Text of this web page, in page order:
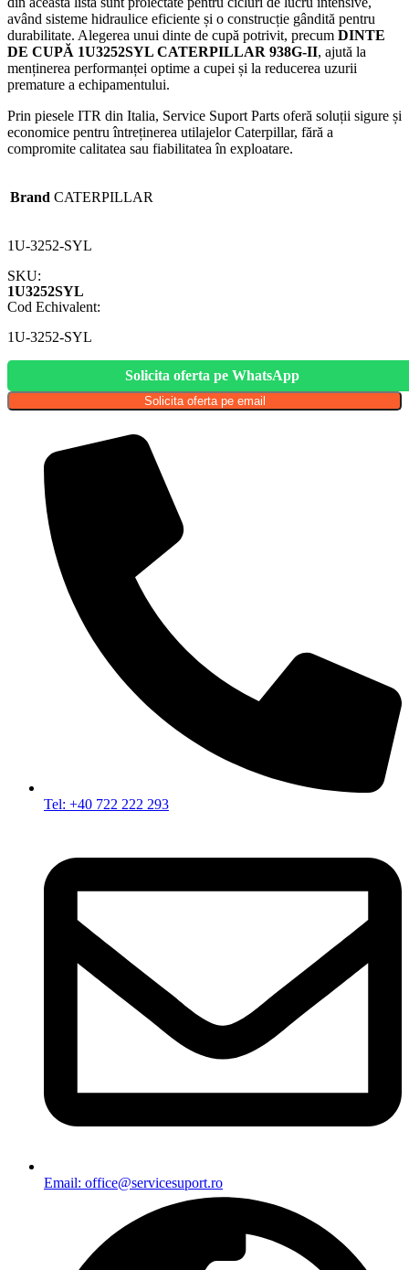
având sisteme hidraulice eficiente și o construcție gândită pentru
durabilitate. Alegerea unui dinte de cupă potrivit, precum DINTE
DE CUPĂ 1U3252SYL CATERPILLAR 938G-II, ajută la
menținerea performanței optime a cupei și la reducerea uzurii
premature a echipamentului.
Prin piesele ITR din Italia, Service Suport Parts oferă soluții sigure și
economice pentru întreținerea utilajelor Caterpillar, fără a
compromite calitatea sau fiabilitatea în exploatare.
Brand CATERPILLAR
1U-3252-SYL
SKU:
1U3252SYL
Cod Echivalent:
1U-3252-SYL
Solicita oferta pe WhatsApp
Solicita oferta pe email
Tel: +40 722 222 293
Email: office@servicesuport.ro